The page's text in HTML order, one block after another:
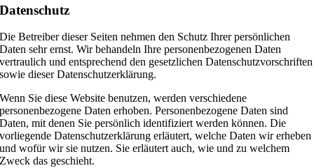
Datenschutz
Die Betreiber dieser Seiten nehmen den Schutz Ihrer persönlichen
Daten sehr ernst. Wir behandeln Ihre personenbezogenen Daten
vertraulich und entsprechend den gesetzlichen Datenschutzvorschriften
sowie dieser Datenschutzerklärung.
Wenn Sie diese Website benutzen, werden verschiedene
personenbezogene Daten erhoben. Personenbezogene Daten sind
Daten, mit denen Sie persönlich identifiziert werden können. Die
vorliegende Datenschutzerklärung erläutert, welche Daten wir erheben
und wofür wir sie nutzen. Sie erläutert auch, wie und zu welchem
Zweck das geschieht.